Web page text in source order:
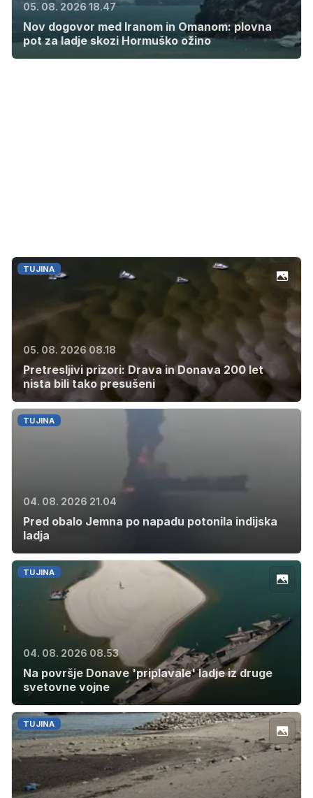
05. 08. 2026 18.47
Nov dogovor med Iranom in Omanom: plovna
pot za ladje skozi Hormuško ožino
TUJINA
05. 08. 2026 08.18
Pretresljivi prizori: Drava in Donava 200 let
nista bili tako presušeni
TUJINA
04. 08. 2026 21.04
Pred obalo Jemna po napadu potonila indijska
ladja
TUJINA
04. 08. 2026 08.53
Na površje Donave 'priplavale' ladje iz druge
svetovne vojne
TUJINA